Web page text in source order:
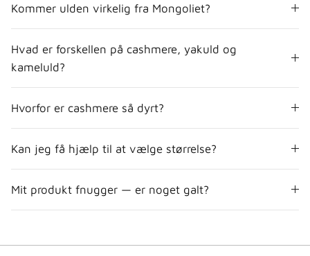
Kommer ulden virkelig fra Mongoliet?
Hvad er forskellen på cashmere, yakuld og
kameluld?
Hvorfor er cashmere så dyrt?
Kan jeg få hjælp til at vælge størrelse?
Mit produkt fnugger — er noget galt?